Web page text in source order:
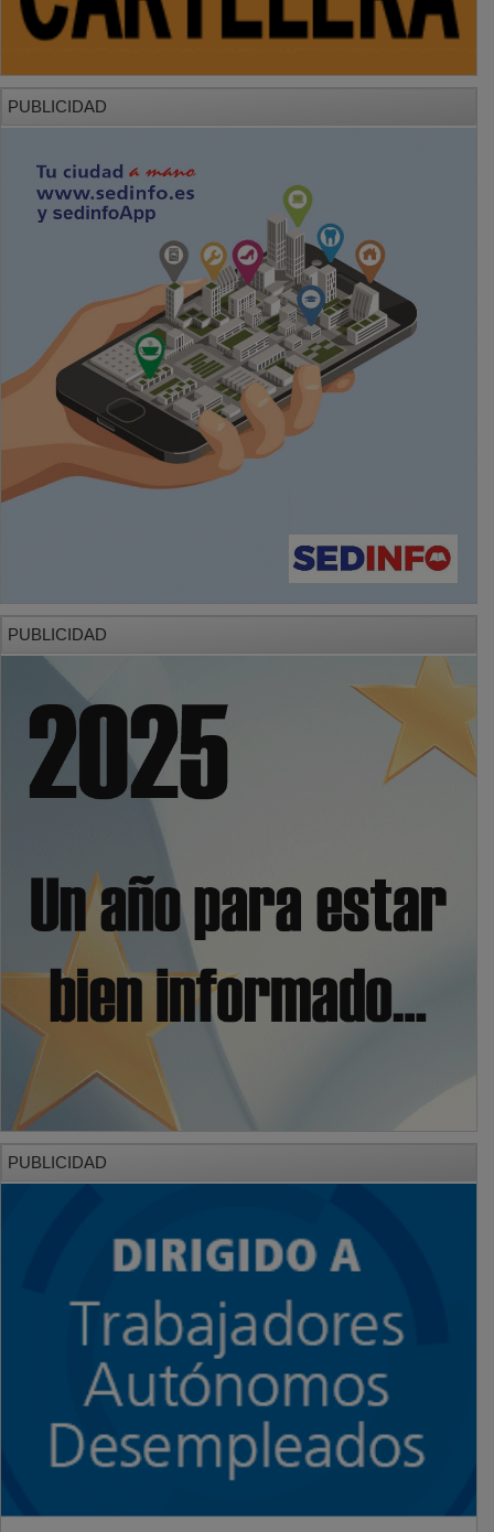
PUBLICIDAD
PUBLICIDAD
PUBLICIDAD